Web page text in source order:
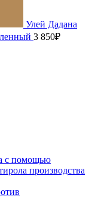
Улей Дадана
3 850₽
с помощью
производства